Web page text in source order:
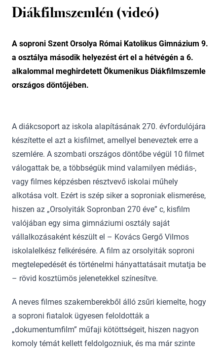
Diákfilmszemlén (videó)
A soproni Szent Orsolya Római Katolikus Gimnázium 9.
a osztálya második helyezést ért el a hétvégén a 6.
alkalommal meghirdetett Ökumenikus Diákfilmszemle
országos döntőjében.
A diákcsoport az iskola alapításának 270. évfordulójára
készítette el azt a kisfilmet, amellyel beneveztek erre a
szemlére. A szombati országos döntőbe végül 10 filmet
válogattak be, a többségük mind valamilyen médiás-,
vagy filmes képzésben résztvevő iskolai műhely
alkotása volt. Ezért is szép siker a soproniak elismerése,
hiszen az „Orsolyiták Sopronban 270 éve” c, kisfilm
valójában egy sima gimnáziumi osztály saját
vállalkozásaként készült el – Kovács Gergő Vilmos
iskolalelkész felkérésére. A film az orsolyiták soproni
megtelepedését és történelmi hányattatásait mutatja be
– rövid kosztümös jelenetekkel színesítve.
A neves filmes szakemberekből álló zsűri kiemelte, hogy
a soproni fiatalok ügyesen feloldották a
„dokumentumfilm” műfaji kötöttségeit, hiszen nagyon
komoly témát kellett feldolgozniuk, és ma már szinte